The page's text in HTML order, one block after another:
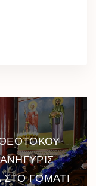
ΘΕΟΤΟΚΟΥ
ΣΤΟ ΓΟΜΑΤΙ